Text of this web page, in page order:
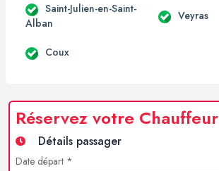
Saint-Julien-en-Saint-
Alban
Veyras
Coux
Réservez votre Chauffeur
Détails passager
Date départ *